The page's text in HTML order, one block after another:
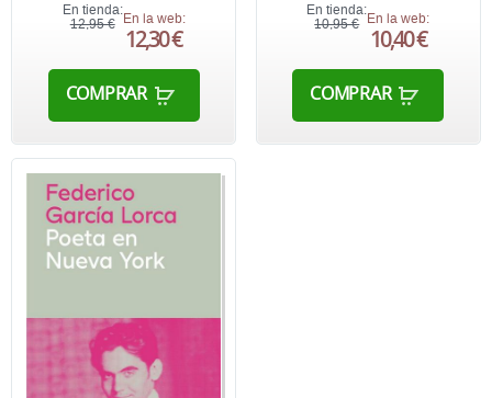
En tienda:
12,95 € En la web:
12,30 €
COMPRAR
En tienda:
10,95 €
En la web:
10,40 €
COMPRAR